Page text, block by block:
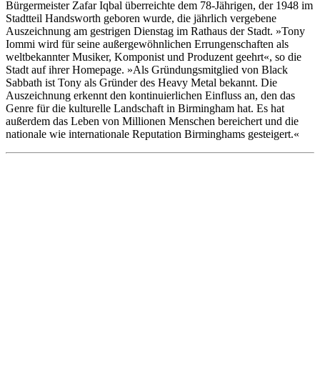
Bürgermeister Zafar Iqbal überreichte dem 78-Jährigen, der 1948 im
Stadtteil Handsworth geboren wurde, die jährlich vergebene
Auszeichnung am gestrigen Dienstag im Rathaus der Stadt. »Tony
Iommi wird für seine außergewöhnlichen Errungenschaften als
weltbekannter Musiker, Komponist und Produzent geehrt«, so die
Stadt auf ihrer Homepage. »Als Gründungsmitglied von Black
Sabbath ist Tony als Gründer des Heavy Metal bekannt. Die
Auszeichnung erkennt den kontinuierlichen Einfluss an, den das
Genre für die kulturelle Landschaft in Birmingham hat. Es hat
außerdem das Leben von Millionen Menschen bereichert und die
nationale wie internationale Reputation Birminghams gesteigert.«